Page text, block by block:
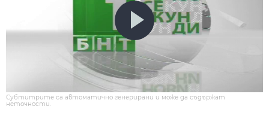
Субтитрите са автоматично генерирани и може да съдържат
неточности.